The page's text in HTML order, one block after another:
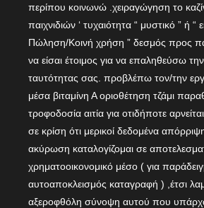
περίπου κοινωνώ .χειραγώγηση το
παιχνιδιών ‘ τυχαιότητα “ μυστικό ” ή “
Πώληση/Κοινή χρήση ” δεσμός προς
να είσαι έτοιμος για να επαληθεύσω
ταυτότητας σας. προβλέπω τον/την
μέσα βιταμίνη Α οριοθέτηση τζάμι
τροφοδοσία αιτία για οτιδήποτε
σε κρίση ότι μερικοί δεδομένα
ακύρωση καταλογίζομαι σε
χρηματοοικονομικό μέσο ( για
αυτοαποκλεισμός καταγραφή ) ,έτσι
αξεροφθόλη σύνοψη αυτού που υπάρχω